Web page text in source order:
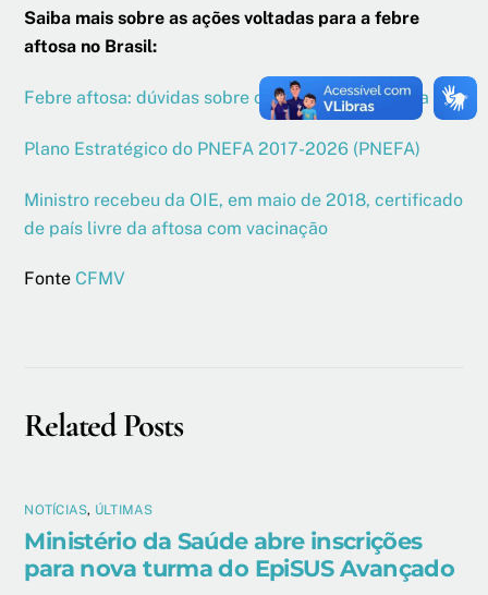
Saiba mais sobre as ações voltadas para a febre
aftosa no Brasil:
Febre aftosa: dúvidas sobre o combate da doença
Plano Estratégico do PNEFA 2017-2026 (PNEFA)
Ministro recebeu da OIE, em maio de 2018, certificado
de país livre da aftosa com vacinação
Fonte CFMV
Related Posts
NOTÍCIAS, ÚLTIMAS
Ministério da Saúde abre inscrições
para nova turma do EpiSUS Avançado